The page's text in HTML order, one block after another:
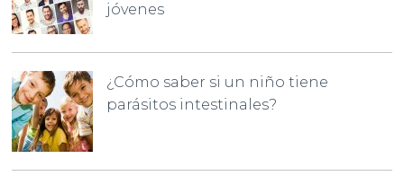
jóvenes
¿Cómo saber si un niño tiene
parásitos intestinales?